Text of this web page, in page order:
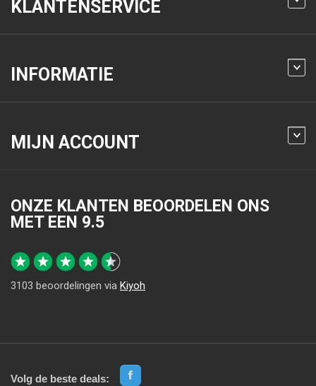
KLANTENSERVICE
INFORMATIE
MIJN ACCOUNT
ONZE KLANTEN BEOORDELEN ONS
MET EEN 9.5
3103 beoordelingen via Kiyoh
Volg de beste deals: